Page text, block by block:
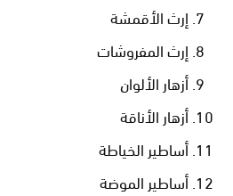
إرث الأقمشة
إرث المفروشات
أزهار الألوان
أزهار الأناقة
أساطير الخياطة
أساطير الموضة